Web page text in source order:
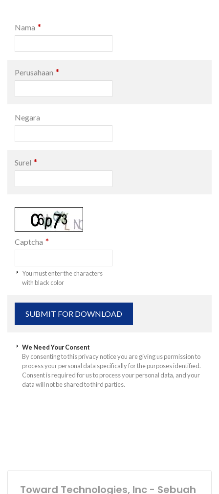
Nama *
Perusahaan *
Negara
Surel *
Captcha *
You must enter the characters
with black color
We Need Your Consent
By consenting to this privacy notice you are giving us permission to
process your personal data specifically for the purposes identified.
Consent is required for us to process your personal data, and your
data will not be shared to third parties.
Toward Technologies, Inc - Sebuah